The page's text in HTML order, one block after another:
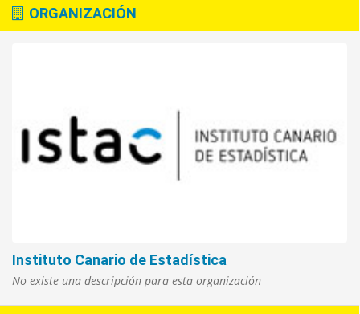
ORGANIZACIÓN
Instituto Canario de Estadística
No existe una descripción para esta organización